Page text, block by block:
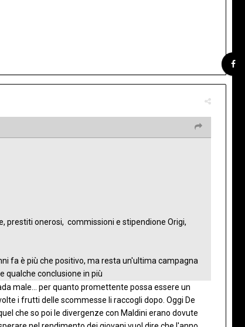
prestiti onerosi, commissioni e stipendione Origi,
fa è più che positivo, ma resta un'ultima campagna
qualche conclusione in più
male... per quanto promettente possa essere un
i frutti delle scommesse li raccogli dopo. Oggi De
che so poi le divergenze con Maldini erano dovute